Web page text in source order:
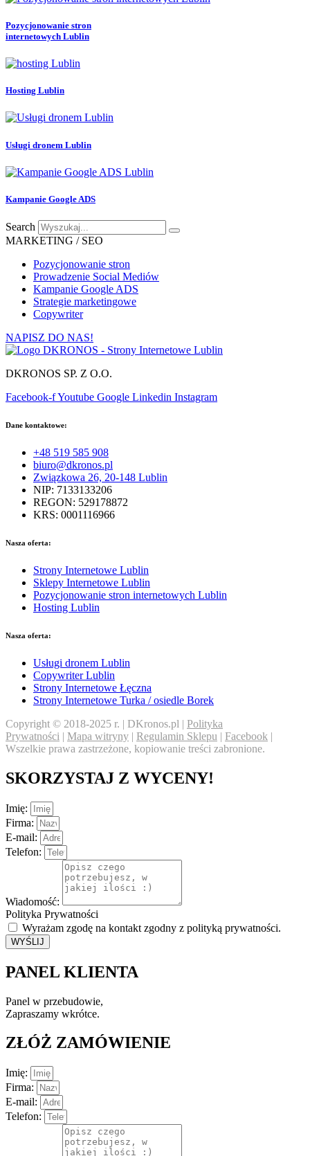
Pozycjonowanie stron
internetowych Lublin
Hosting Lublin
Usługi dronem Lublin
Kampanie Google ADS
Search
MARKETING / SEO
Pozycjonowanie stron
Prowadzenie Social Mediów
Kampanie Google ADS
Strategie marketingowe
Copywriter
NAPISZ DO NAS!
DKRONOS SP. Z O.O.
Facebook-fYoutube Google Linkedin Instagram
Dane kontaktowe:
+48 519 585 908
biuro@dkronos.pl
Związkowa 26, 20-148 Lublin
NIP: 7133133206
REGON: 529178872
KRS: 0001116966
Nasza oferta:
Strony Internetowe Lublin
Sklepy Internetowe Lublin
Pozycjonowanie stron internetowych Lublin
Hosting Lublin
Nasza oferta:
Usługi dronem Lublin
Copywriter Lublin
Strony Internetowe Łęczna
Strony Internetowe Turka / osiedle Borek
Copyright © 2018-2025 r. | DKronos.pl | Polityka
Prywatności | Mapa witryny | Regulamin Sklepu | Facebook |
Wszelkie prawa zastrzeżone, kopiowanie treści zabronione.
SKORZYSTAJ Z WYCENY!
Imię:
Firma:
E-mail:
Telefon:
Wiadomość:
Polityka Prywatności
Wyrażam zgodę na kontakt zgodny z polityką prywatności.
WYŚLIJ
PANEL KLIENTA
Panel w przebudowie,
Zapraszamy wkrótce.
ZŁÓŻ ZAMÓWIENIE
Imię:
Firma:
E-mail:
Telefon: